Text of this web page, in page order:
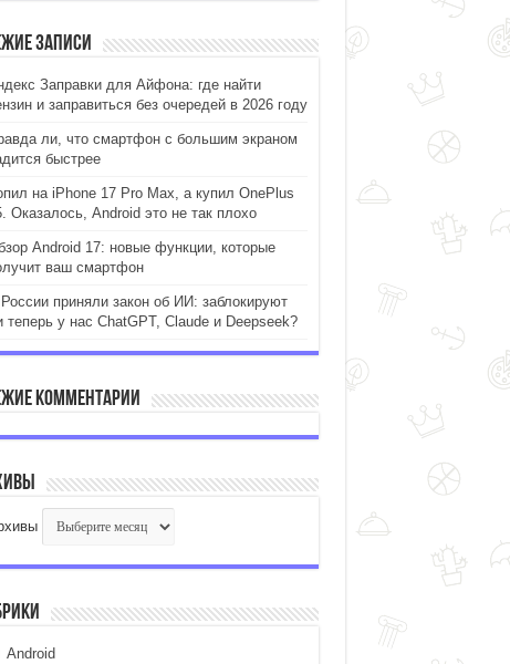
записи
Заправки для Айфона: где найти
и заправиться без очередей в 2026 году
ли, что смартфон с большим экраном
быстрее
на iPhone 17 Pro Max, а купил OnePlus
Оказалось, Android это не так плохо
Android 17: новые функции, которые
ваш смартфон
приняли закон об ИИ: заблокируют
теперь у нас ChatGPT, Claude и Deepseek?
комментарии
Android